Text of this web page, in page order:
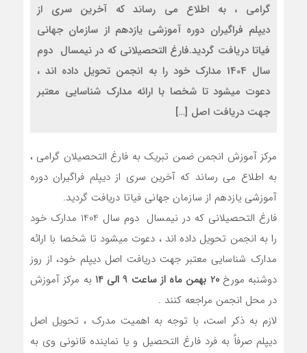
گرامی ، به اطلاع می رساند که آخرین سری از
دیپلم فراگیران دوره آموزشی یازدهم از سازمان جهانی
فیاتا دریافت گردید.فارغ التحصیلانی که در نیمسال دوم
سال 1404 مدارک خود را به انجمن تحویل داده اند ،
دعوت میشود تا شخصا با ارائه مدارک شناسایی معتبر
جهت دریافت اصل […]
مرکز آموزش انجمن ضمن تبریک به فارغ التحصیلان گرامی ،
به اطلاع می رساند که آخرین سری از دیپلم فراگیران دوره
آموزشی یازدهم از سازمان جهانی فیاتا دریافت گردید.
فارغ التحصیلانی که در نیمسال دوم سال 1404 مدارک خود
را به انجمن تحویل داده اند ، دعوت میشود تا شخصا با ارائه
مدارک شناسایی معتبر جهت دریافت اصل دیپلم خود، از روز
دوشنبه مورخ 20 بهمن ماه از ساعت 9 الی 14
به مرکز آموزش
در محل انجمن مراجعه کنند .
لازم به ذکر است، با توجه به اهمیت مدرک ، تحویل اصل
دیپلم صرفاً به فرد فارغ التحصیل و یا نماینده قانونی وی به